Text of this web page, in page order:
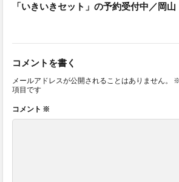
「いきいきセット」の予約受付中／岡
コメントを書く
メールアドレスが公開されることはありません。
項目です
コメント ※